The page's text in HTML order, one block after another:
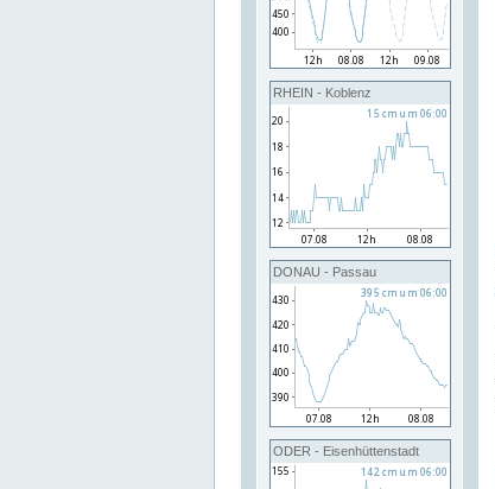
RHEIN - Koblenz
DONAU - Passau
ODER - Eisenhüttenstadt